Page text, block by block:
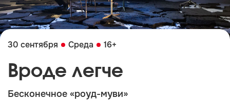
30 сентября Среда 16+
Вроде легче
Бесконечное «роуд-муви»